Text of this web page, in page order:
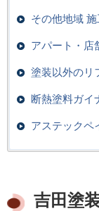
その他地域 施
アパート・店
塗装以外のリ
断熱塗料ガイ
アステックペ
吉田塗